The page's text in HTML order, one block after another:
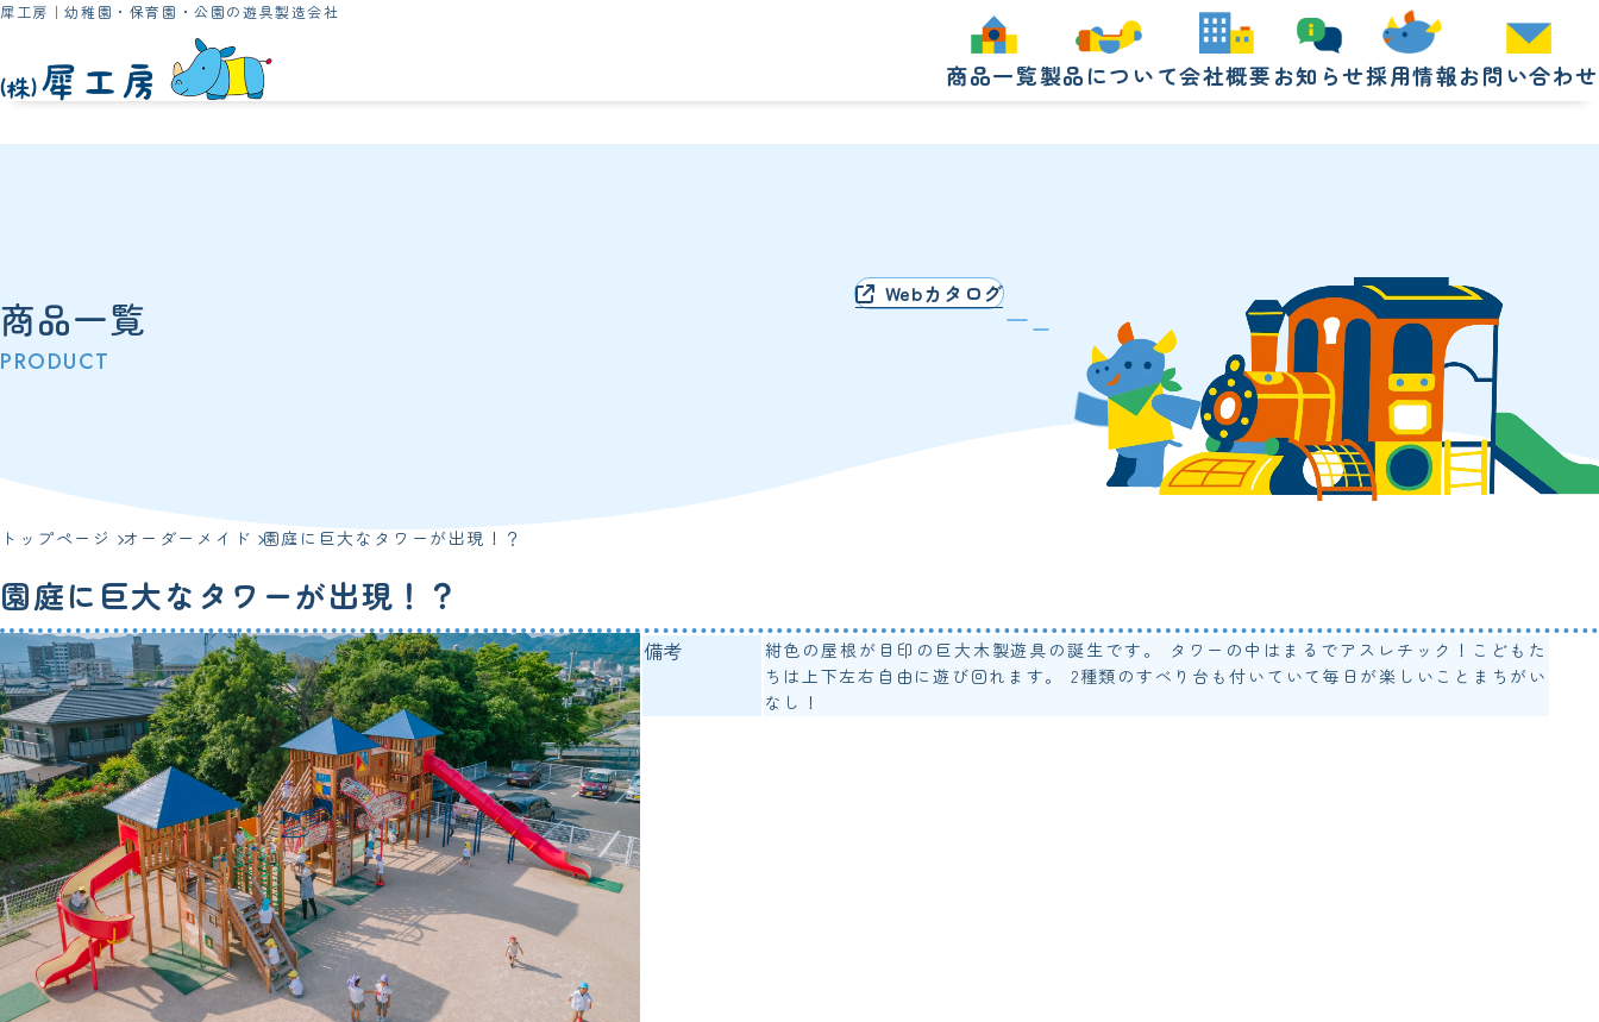
犀工房｜幼稚園・保育園・公園の遊具製造会社
商品一覧製品について
製品について
会社概要
会社概要
お知らせ
お知らせ
採用情報
採用情報
お問い合わせ
お問い合わせ
商品一覧 Webカタログ
トップページ オーダーメイド 園庭に巨大なタワーが出現！？
園庭に巨大なタワーが出現！？
備考
紺色の屋根が目印の巨大木製遊具の誕生です。 タワーの中はまるでアスレチック！こどもた
ちは上下左右自由に遊び回れます。 2種類のすべり台も付いていて毎日が楽しいことまちがい
なし！